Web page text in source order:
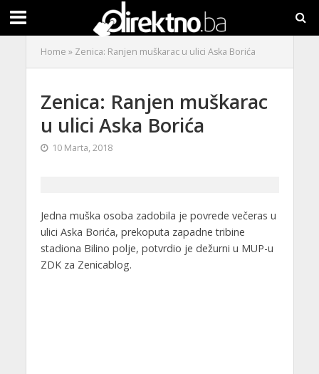
Home » Zenica: Ranjen muškarac u ulici Aska Borića
Zenica: Ranjen muškarac
u ulici Aska Borića
10 Marta, 2018
Jedna muška osoba zadobila je povrede večeras u
ulici Aska Borića, prekoputa zapadne tribine
stadiona Bilino polje, potvrdio je dežurni u MUP-u
ZDK za Zenicablog.